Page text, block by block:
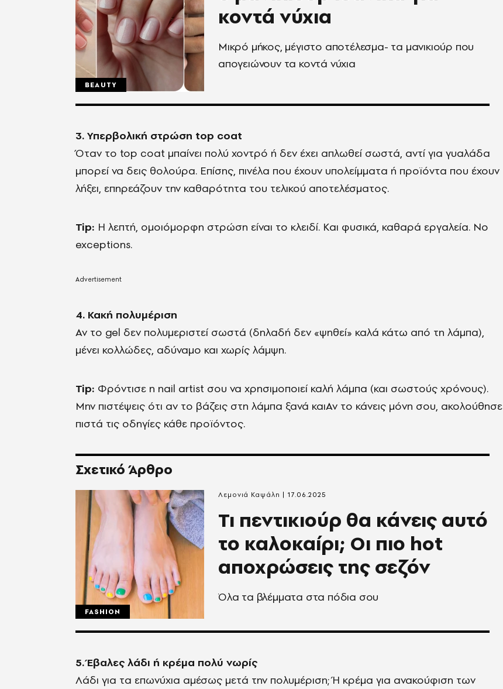
BEAUTY
κοντά νύχια
Μικρό μήκος, μέγιστο αποτέλεσμα- τα μανικιούρ που
απογειώνουν τα κοντά νύχια
3. Υπερβολική στρώση top coat
Όταν το top coat μπαίνει πολύ χοντρό ή δεν έχει απλωθεί σωστά, αντί για γυαλάδα
μπορεί να δεις θολούρα. Επίσης, πινέλα που έχουν υπολείμματα ή προϊόντα που έχουν
λήξει, επηρεάζουν την καθαρότητα του τελικού αποτελέσματος.
Tip: Η λεπτή, ομοιόμορφη στρώση είναι το κλειδί. Και φυσικά, καθαρά εργαλεία. Νo
exceptions.
4. Κακή πολυμέριση
Αν το gel δεν πολυμεριστεί σωστά (δηλαδή δεν «ψηθεί» καλά κάτω από τη λάμπα),
μένει κολλώδες, αδύναμο και χωρίς λάμψη.
Tip: Φρόντισε η nail artist σου να χρησιμοποιεί καλή λάμπα (και σωστούς χρόνους).
Μην πιστέψεις ότι αν το βάζεις στη λάμπα ξανά καιΑν το κάνεις μόνη σου, ακολούθησε
πιστά τις οδηγίες κάθε προϊόντος.
Σχετικό Άρθρο
FASHION
Τι πεντικιούρ θα κάνεις αυτό
το καλοκαίρι; Οι πιο hot
αποχρώσεις της σεζόν
Όλα τα βλέμματα στα πόδια σου
Λεμονιά Καψάλη 17.06.2025
5. Έβαλες λάδι ή κρέμα πολύ νωρίς
Λάδι για τα επωνύχια αμέσως μετά την πολυμέριση; Ή κρέμα για ανακούφιση των